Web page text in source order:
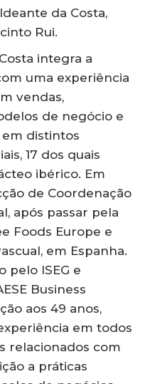
da Costa,
Rui.
integra a
uma experiência
vendas,
de negócio e
distintos
17 dos quais
ibérico. Em
de Coordenação
após passar pela
Foods Europe e
em Espanha.
pelo ISEG e
Business
aos 49 anos,
em todos
relacionados com
a práticas